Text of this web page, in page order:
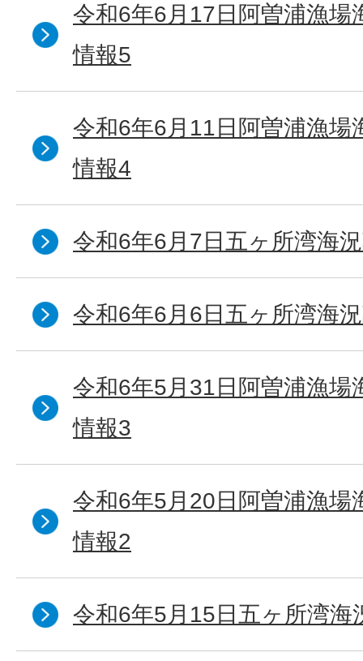
令和6年6月17日阿曽浦漁場
情報5
令和6年6月11日阿曽浦漁場
情報4
令和6年6月7日五ヶ所湾海
令和6年6月6日五ヶ所湾海
令和6年5月31日阿曽浦漁場
情報3
令和6年5月20日阿曽浦漁場
情報2
令和6年5月15日五ヶ所湾海